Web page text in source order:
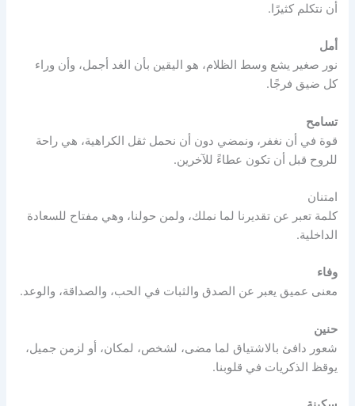
أن نتكلم كثيرًا.
أمل
نور صغير يشع وسط الظلام، هو اليقين بأن الغد أجمل، وأن وراء
كل ضيق فرجًا.
تسامح
قوة في أن نغفر، ونمضي دون أن نحمل ثقل الكراهية، هي راحة
للروح قبل أن تكون عطاءً للآخرين.
امتنان
كلمة تعبر عن تقديرنا لما نملك، ولمن حولنا، وهي مفتاح للسعادة
الداخلية.
وفاء
معنى عميق يعبر عن الصدق والثبات في الحب، والصداقة، والوعد.
حنين
شعور دافئ بالاشتياق لما مضى، لشخص، لمكان، أو لزمن جميل،
يوقظ الذكريات في قلوبنا.